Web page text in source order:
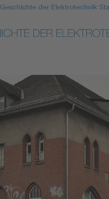
Geschichte der Elektrotechnik